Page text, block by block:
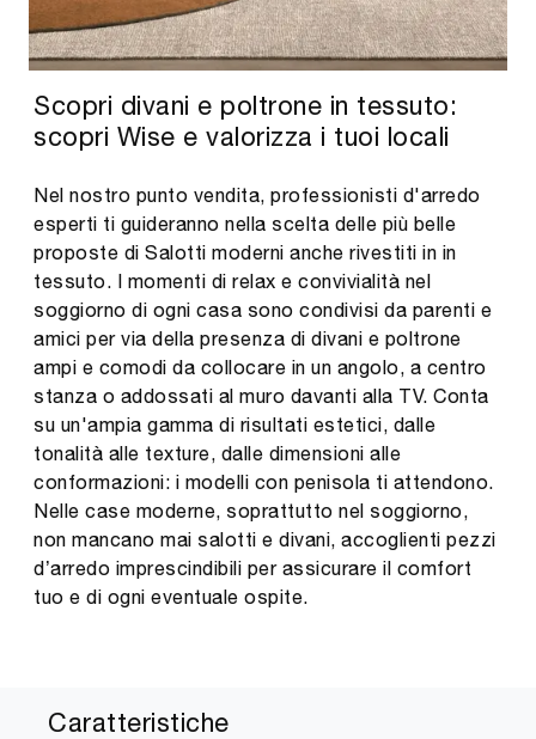
Scopri divani e poltrone in tessuto:
scopri Wise e valorizza i tuoi locali
Nel nostro punto vendita, professionisti d'arredo
esperti ti guideranno nella scelta delle più belle
proposte di Salotti moderni anche rivestiti in in
tessuto. I momenti di relax e convivialità nel
soggiorno di ogni casa sono condivisi da parenti e
amici per via della presenza di divani e poltrone
ampi e comodi da collocare in un angolo, a centro
stanza o addossati al muro davanti alla TV. Conta
su un'ampia gamma di risultati estetici, dalle
tonalità alle texture, dalle dimensioni alle
conformazioni: i modelli con penisola ti attendono.
Nelle case moderne, soprattutto nel soggiorno,
non mancano mai salotti e divani, accoglienti pezzi
d’arredo imprescindibili per assicurare il comfort
tuo e di ogni eventuale ospite.
Caratteristiche